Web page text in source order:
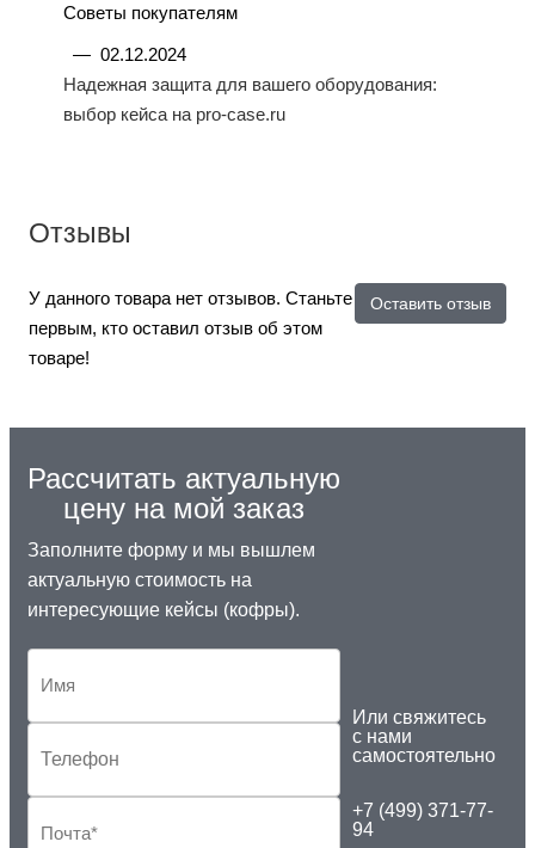
Советы покупателям
— 02.12.2024
Надежная защита для вашего оборудования:
выбор кейса на pro-case.ru
Отзывы
Оставить отзыв
У данного товара нет отзывов. Станьте
первым, кто оставил отзыв об этом
товаре!
Рассчитать актуальную
цену на мой заказ
Заполните форму и мы вышлем
актуальную стоимость на
интересующие кейсы (кофры).
Или свяжитесь
с нами
самостоятельно
+7 (499) 371-77-
94